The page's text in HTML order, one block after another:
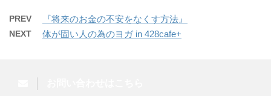
PREV 『将来のお金の不安をなくす方法』
NEXT 体が固い人の為のヨガ in 428cafe+